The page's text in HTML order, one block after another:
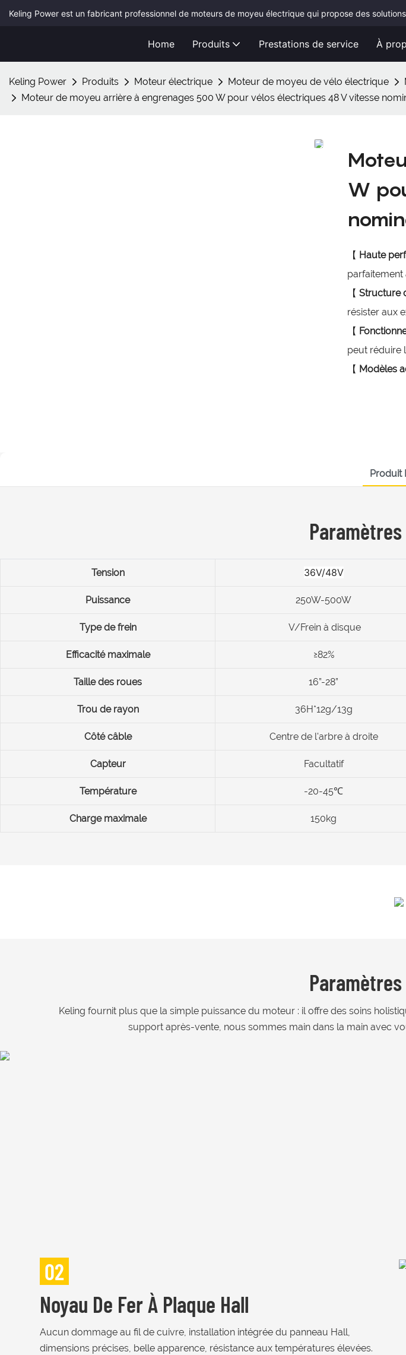
Keling Power est un fabricant professionnel de moteurs de moyeu électrique qui propose des
Home Produits Prestations de service À
Keling Power Produits Moteur électrique Moteur de moyeu de vélo électrique
Moteur de moyeu arrière à engrenages 500 W pour vélos électriques 48 V vitesse
W
【 Haute
parfaitement
【 Structure
résister aux
【
peut réduire
【 Modèles
Produit
Tension 36V/48V
Puissance 250W-500W
Type de frein V/Frein à disque
Efficacité maximale ≥82%
Taille des roues 16”-28”
Trou de rayon 36H*12g/13g
Côté câble Centre de l'arbre à droite
Capteur Facultatif
Température -20-45℃
Charge maximale 150kg
Keling fournit plus que la simple puissance du moteur : il offre des soins
support après-vente, nous sommes main dans la main avec
02
Noyau De Fer À Plaque Hall
Aucun dommage au fil de cuivre, installation intégrée du panneau Hall,
dimensions précises, belle apparence, résistance aux températures élevées.